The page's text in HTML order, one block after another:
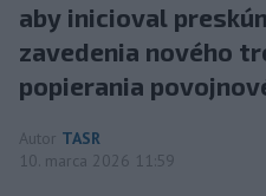
aby inicioval
zavedenia nového
popierania
Autor TASR
10. marca 2026 11:59